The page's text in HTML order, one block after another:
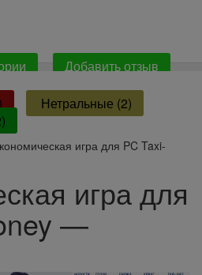
Добавить отзыв
Нетральные (2)
игра для PC Taxi-
игра для
—